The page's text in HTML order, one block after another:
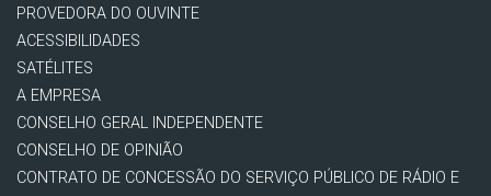
PROVEDORA DO OUVINTE
ACESSIBILIDADES
SATÉLITES
A EMPRESA
CONSELHO GERAL INDEPENDENTE
CONSELHO DE OPINIÃO
CONTRATO DE CONCESSÃO DO SERVIÇO PÚBLICO DE RÁDIO E